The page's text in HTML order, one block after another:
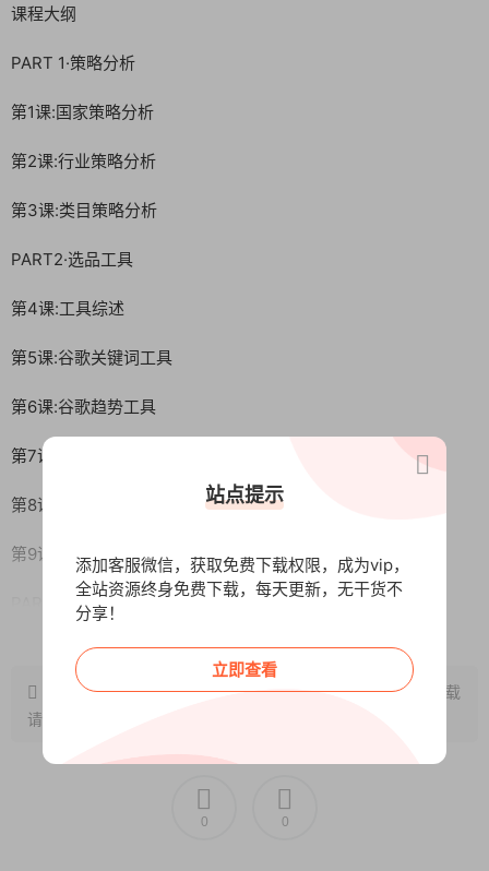
课程大纲
PART 1·策略分析
第1课:国家策略分析
第2课:行业策略分析
第3课:类目策略分析
PART2·选品工具
第4课:工具综述
第5课:谷歌关键词工具
第6课:谷歌趋势工具
第7课:sparktoro社媒大盘数据
第8课:kyewordstool关键词工具
第9课:socialblade youtube工具
PART3·综合实战分析
第2课
第3课
原文链接：http://www.wangxunke.cn/ds/12922.html
，转载
请注明出处~~~
0 0
站点提示
添加客服微信，获取免费下载权限，成为vip，
全站资源终身免费下载，每天更新，无干货不
分享！
立即查看